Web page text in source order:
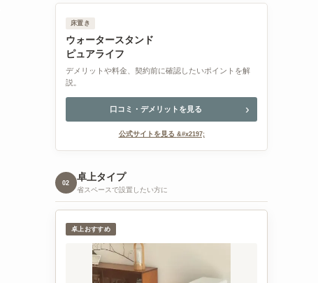
床置き
ウォータースタンド
ピュアライフ
デメリットや料金、契約前に確認したいポイントを解
説。
口コミ・デメリットを見る
公式サイトを見る
02
卓上タイプ
省スペースで設置したい方に
卓上おすすめ